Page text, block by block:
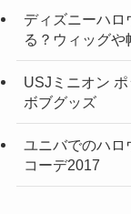
ディズニーハ
る？ウィッグや
USJミニオン
ボブグッズ
ユニバでのハロ
コーデ2017